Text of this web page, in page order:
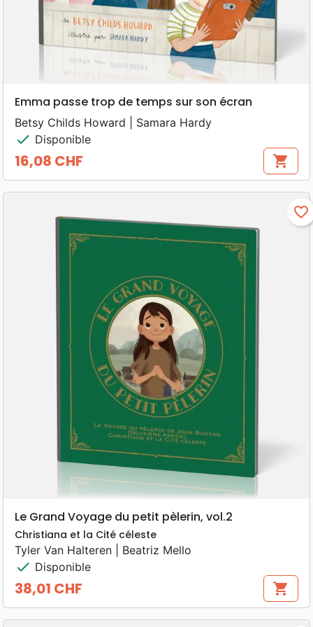
Emma passe trop de temps sur son écran
Betsy Childs Howard | Samara Hardy
check Disponible
Prix
16,08 CHF shopping_cart
favorite_border
Le Grand Voyage du petit pèlerin, vol.2
Christiana et la Cité céleste
Tyler Van Halteren | Beatriz Mello
check Disponible
Prix
38,01 CHF shopping_cart